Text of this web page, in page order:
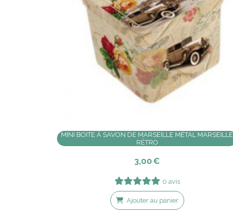
MINI BOITE À SAVON DE MARSEILLE MÉTAL MARSEILLE
RÉTRO
3,00 €
0 avis
Ajouter au panier